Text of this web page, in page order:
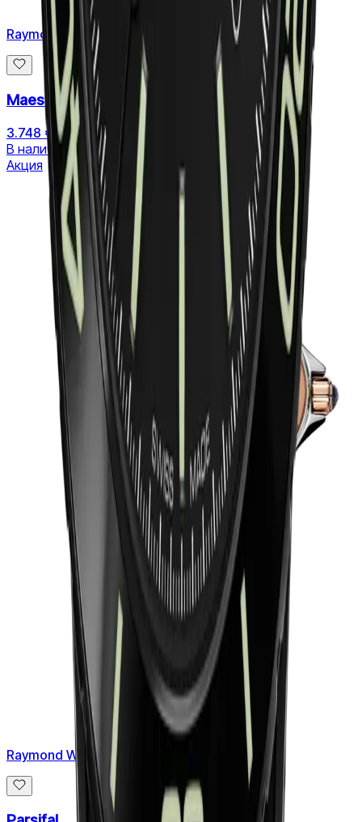
Raymond Weil
Maestro Automatic Moonphase
3.748 € 5.354 €
В наличии
Акция
Raymond Weil